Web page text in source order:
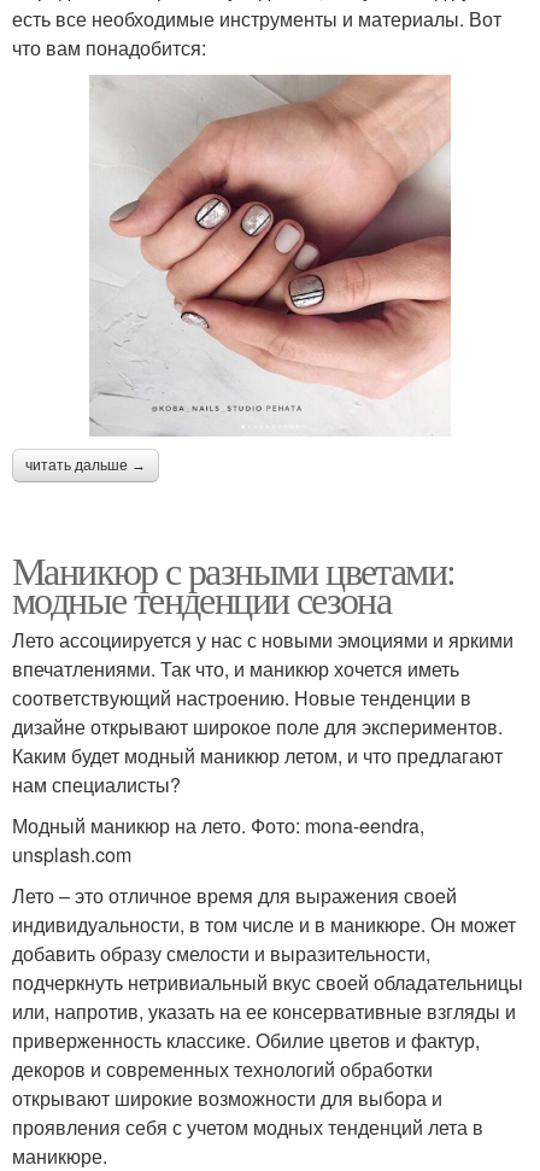
есть все необходимые инструменты и материалы. Вот
что вам понадобится:
читать дальше →
Маникюр с разными цветами:
модные тенденции сезона
Лето ассоциируется у нас с новыми эмоциями и яркими
впечатлениями. Так что, и маникюр хочется иметь
соответствующий настроению. Новые тенденции в
дизайне открывают широкое поле для экспериментов.
Каким будет модный маникюр летом, и что предлагают
нам специалисты?
Модный маникюр на лето. Фото: mona-eendra,
unsplash.com
Лето – это отличное время для выражения своей
индивидуальности, в том числе и в маникюре. Он может
добавить образу смелости и выразительности,
подчеркнуть нетривиальный вкус своей обладательницы
или, напротив, указать на ее консервативные взгляды и
приверженность классике. Обилие цветов и фактур,
декоров и современных технологий обработки
открывают широкие возможности для выбора и
проявления себя с учетом модных тенденций лета в
маникюре.